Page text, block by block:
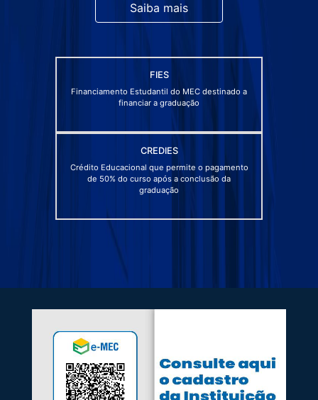
Saiba mais
FIES
Financiamento Estudantil do MEC destinado a
financiar a graduação
CREDIES
Crédito Educacional que permite o pagamento
de 50% do curso após a conclusão da
graduação